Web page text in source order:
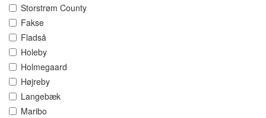
Storstrøm County
Fakse
Fladså
Holeby
Holmegaard
Højreby
Langebæk
Maribo